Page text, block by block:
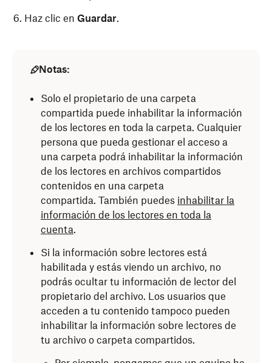
Haz clic en Guardar.
Notas:
Solo el propietario de una carpeta
compartida puede inhabilitar la información
de los lectores en toda la carpeta. Cualquier
persona que pueda gestionar el acceso a
una carpeta podrá inhabilitar la información
de los lectores en archivos compartidos
contenidos en una carpeta
compartida. También puedes inhabilitar la
información de los lectores en toda la
cuenta.
Si la información sobre lectores está
habilitada y estás viendo un archivo, no
podrás ocultar tu información de lector del
propietario del archivo. Los usuarios que
acceden a tu contenido tampoco pueden
inhabilitar la información sobre lectores de
tu archivo o carpeta compartidos.